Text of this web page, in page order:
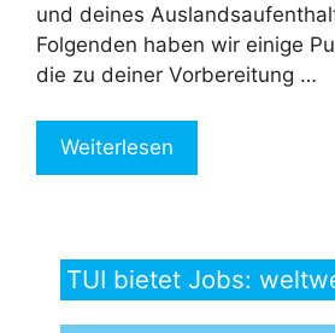
und deines
Folgenden haben wir einige
die zu deiner Vorbereitung …
Weiterlesen
TUI bietet Jobs: